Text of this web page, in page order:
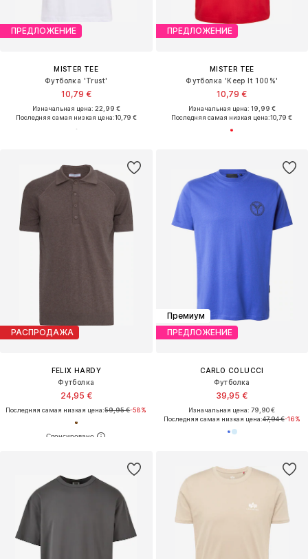
ПРЕДЛОЖЕНИЕ
MISTER TEE
Футболка 'Trust'
10,79 €
Изначальная цена: 22,99 €
Последняя самая низкая цена:10,79 €
ПРЕДЛОЖЕНИЕ
MISTER TEE
Футболка 'Keep It 100%'
10,79 €
Изначальная цена: 19,99 €
Последняя самая низкая цена:10,79 €
РАСПРОДАЖА
FELIX HARDY
Футболка
24,95 €
Последняя самая низкая цена:59,95 €-58%
Премиум
ПРЕДЛОЖЕНИЕ
CARLO COLUCCI
Футболка
39,95 €
Изначальная цена: 79,90 €
Последняя самая низкая цена:47,94 €-16%